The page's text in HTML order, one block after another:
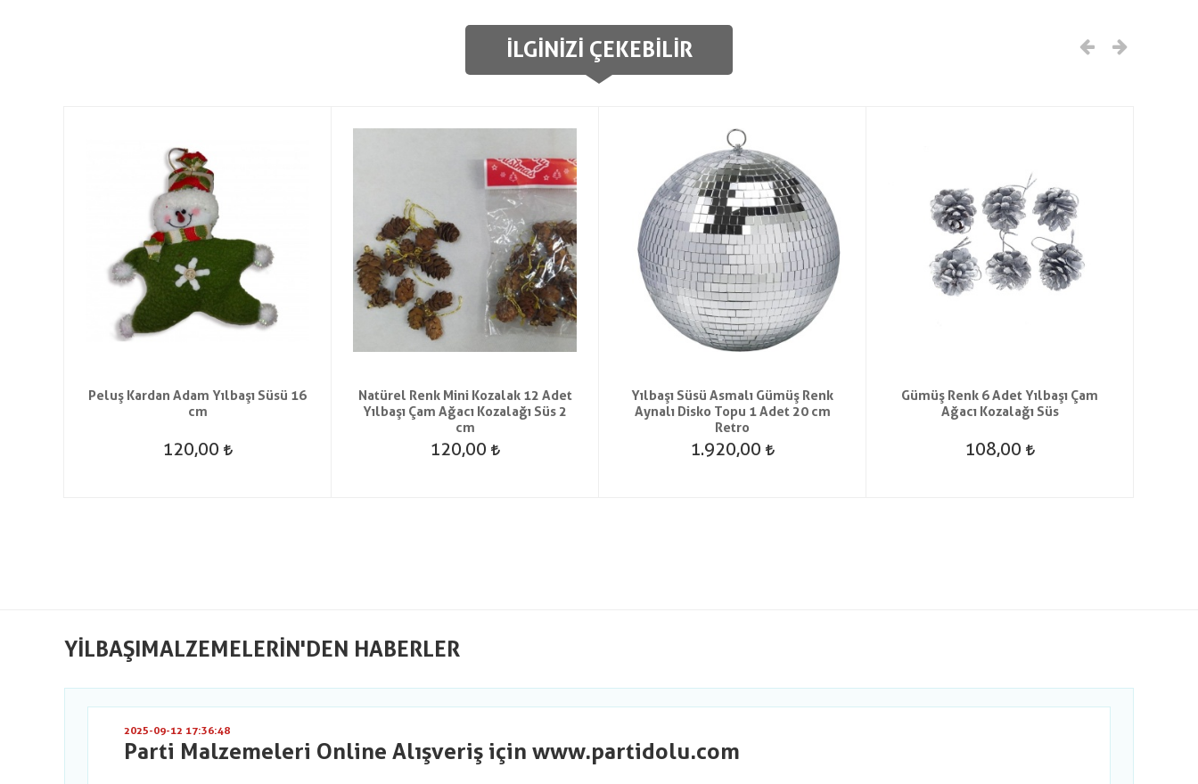
İLGINIZI ÇEKEBILIR
Peluş Kardan Adam Yılbaşı Süsü 16
cm
120,00
Natürel Renk Mini Kozalak 12 Adet
Yılbaşı Çam Ağacı Kozalağı Süs 2
cm
120,00
Yılbaşı Süsü Asmalı Gümüş Renk
Aynalı Disko Topu 1 Adet 20 cm
Retro
1.920,00
Gümüş Renk 6 Adet Yılbaşı Çam
Ağacı Kozalağı Süs
108,00
YILBAŞIMALZEMELERIN'DEN HABERLER
2025-09-12 17:36:48
Parti Malzemeleri Online Alışveriş için www.partidolu.com